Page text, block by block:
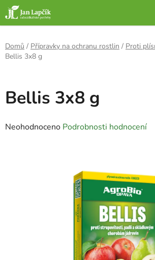
Přejít
na
obsah
Domů / Přípravky na ochranu rostlin / Proti
Bellis 3x8 g
Bellis 3x8 g
Průměrné
Neohodnoceno Podrobnosti hodnocení